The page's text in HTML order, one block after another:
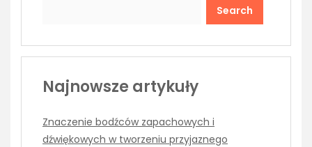
Najnowsze artykuły
Znaczenie bodźców zapachowych i
dźwiękowych w tworzeniu przyjaznego